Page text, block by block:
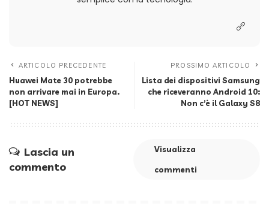
ARTICOLO PRECEDENTE
Huawei Mate 30 potrebbe
non arrivare mai in Europa.
[HOT NEWS]
PROSSIMO ARTICOLO
Lista dei dispositivi Samsung
che riceveranno Android 10:
Non c’è il Galaxy S8
Lascia un
commento
Visualizza
commenti